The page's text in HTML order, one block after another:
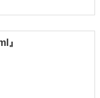
』